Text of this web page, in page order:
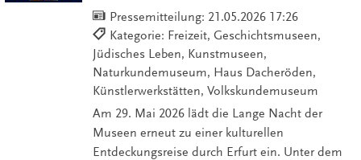
Pressemitteilung: 21.05.2026 17:26
Kategorie: Freizeit, Geschichtsmuseen,
Jüdisches Leben, Kunstmuseen,
Naturkundemuseum, Haus Dacheröden,
Künstlerwerkstätten, Volkskundemuseum
Am 29. Mai 2026 lädt die Lange Nacht der
Museen erneut zu einer kulturellen
Entdeckungsreise durch Erfurt ein. Unter dem